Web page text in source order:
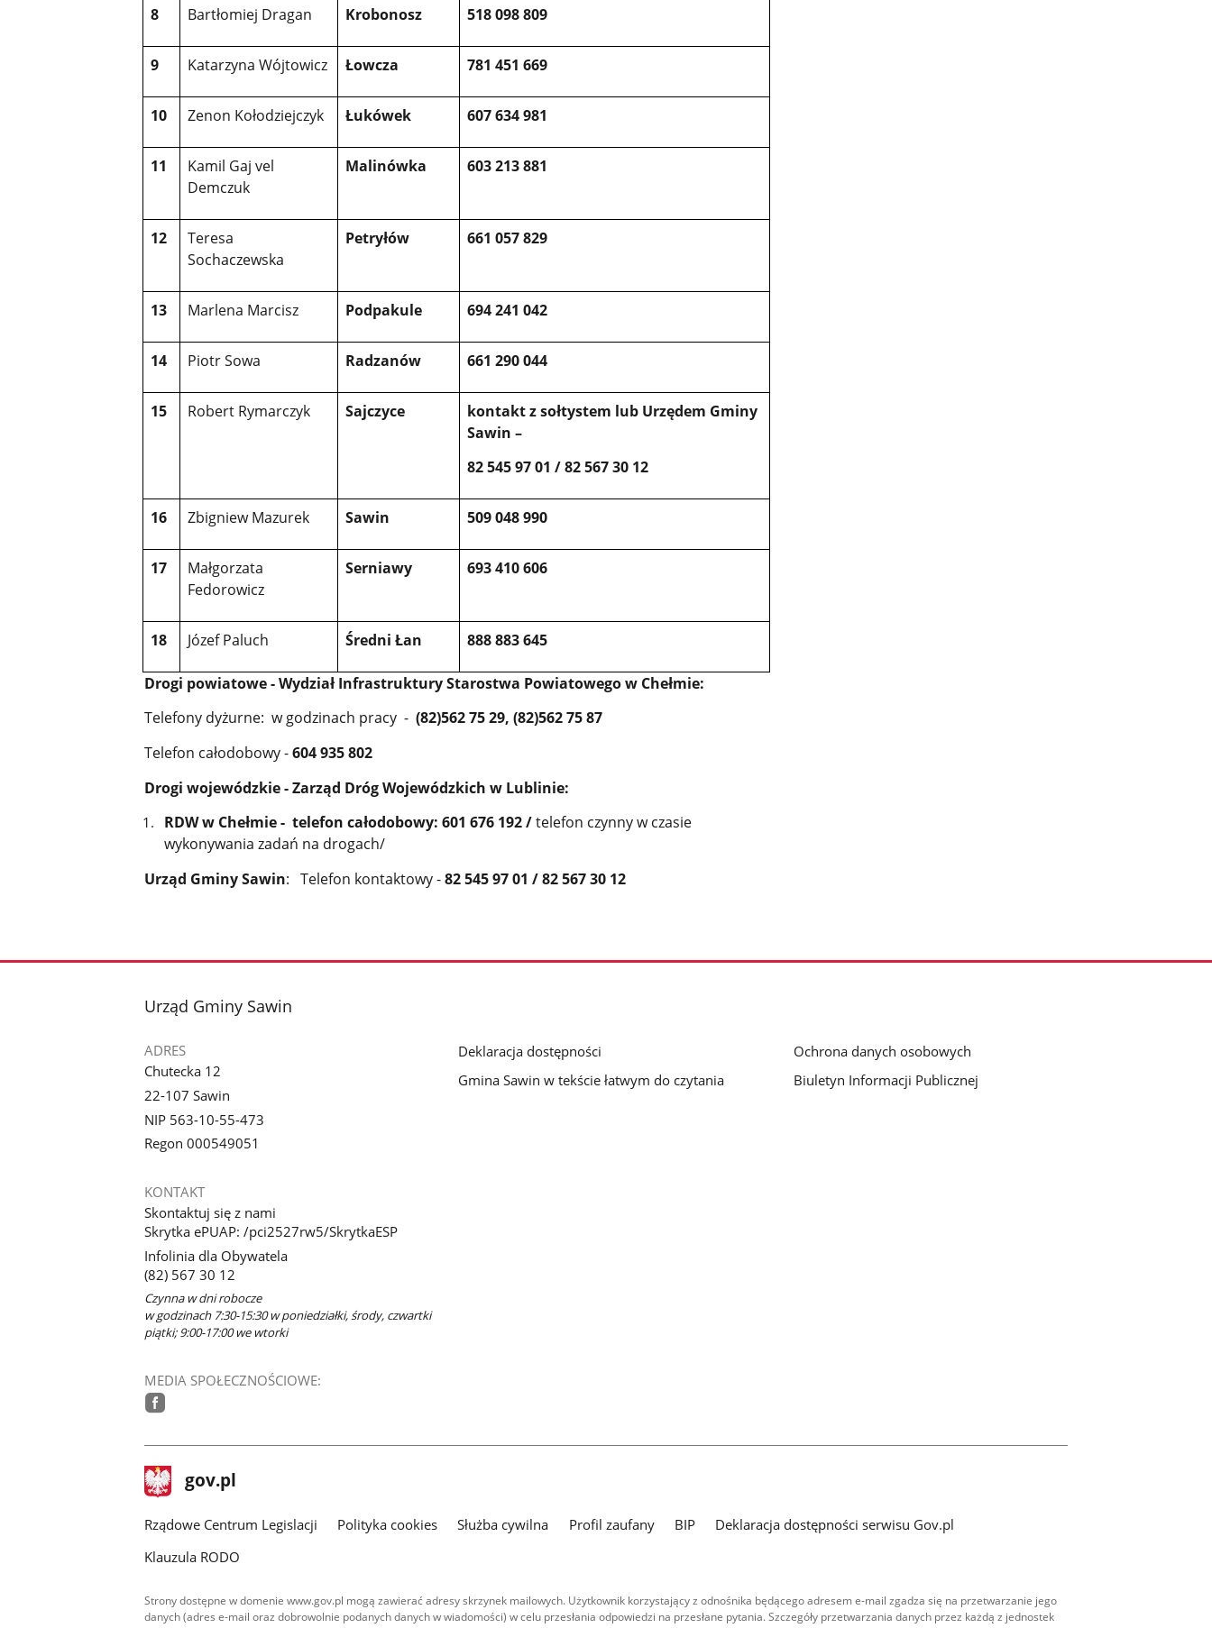
8 Bartłomiej Dragan Krobonosz 518 098 809
9 Katarzyna Wójtowicz Łowcza 781 451 669
10 Zenon Kołodziejczyk Łukówek 607 634 981
11
Kamil Gaj vel
Demczuk
Malinówka 603 213 881
12
Teresa
Sochaczewska
Petryłów 661 057 829
13 Marlena Marcisz Podpakule 694 241 042
14 Piotr Sowa Radzanów 661 290 044
15 Robert Rymarczyk Sajczyce
kontakt z sołtystem lub Urzędem Gminy
Sawin –
82 545 97 01 / 82 567 30 12
16 Zbigniew Mazurek Sawin 509 048 990
17
Małgorzata
Fedorowicz
Serniawy 693 410 606
18 Józef Paluch Średni Łan 888 883 645
Drogi powiatowe - Wydział Infrastruktury Starostwa Powiatowego w Chełmie:
Telefony dyżurne: w godzinach pracy - (82)562 75 29, (82)562 75 87
Telefon całodobowy -604 935 802
Drogi wojewódzkie - Zarząd Dróg Wojewódzkich w Lublinie:
RDW w Chełmie - telefon całodobowy: 601 676 192 /telefon czynny w czasie
wykonywania zadań na drogach/
Urząd Gminy Sawin: Telefon kontaktowy -82 545 97 01 /82 567 30 12
stopka
Urząd Gminy Sawin
ADRES
Chutecka 12
22-107 Sawin
NIP 563-10-55-473
Regon 000549051
KONTAKT
Skontaktuj się z nami
Skrytka ePUAP: /pci2527rw5/SkrytkaESP
Infolinia dla Obywatela
(82) 567 30 12
Czynna w dni robocze
w godzinach 7:30-15:30 w poniedziałki, środy, czwartki
piątki; 9:00-17:00 we wtorki
MEDIA SPOŁECZNOŚCIOWE:
Deklaracja dostępności
Gmina Sawin w tekście łatwym do czytania
Ochrona danych osobowych
Biuletyn Informacji Publicznej
stopka
gov.pl Strona
gov.pl
Rządowe Centrum Legislacji Polityka cookies Służba cywilna Profil zaufany BIP
Deklaracja dostępności serwisu Gov.pl
Klauzula RODO
Strony dostępne w domenie www.gov.pl mogą zawierać adresy skrzynek mailowych. Użytkownik korzystający z odnośnika będącego adresem e-mail zgadza się na przetwarzanie jego
danych (adres e-mail oraz dobrowolnie podanych danych w wiadomości) w celu przesłania odpowiedzi na przesłane pytania. Szczegóły przetwarzania danych przez każdą z jednostek